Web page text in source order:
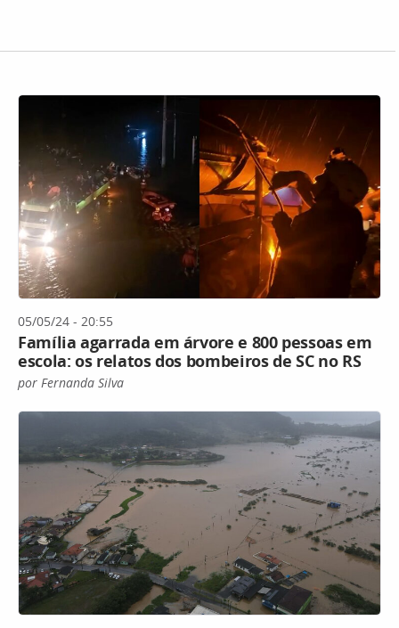
05/05/24 - 20:55
Família agarrada em árvore e 800 pessoas em
escola: os relatos dos bombeiros de SC no RS
por Fernanda Silva